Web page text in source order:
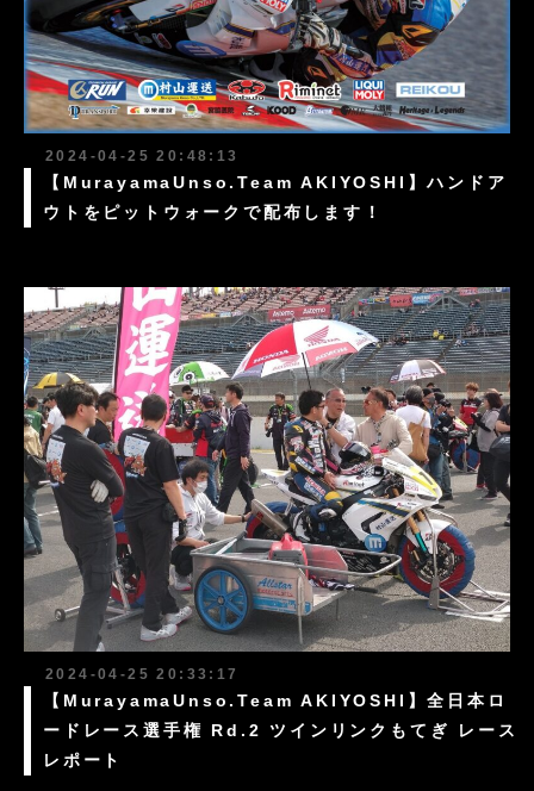
2024-04-25 20:48:13
【MurayamaUnso.Team AKIYOSHI】ハンドア
ウトをピットウォークで配布します！
2024-04-25 20:33:17
【MurayamaUnso.Team AKIYOSHI】全日本ロ
ードレース選手権 Rd.2 ツインリンクもてぎ レース
レポート